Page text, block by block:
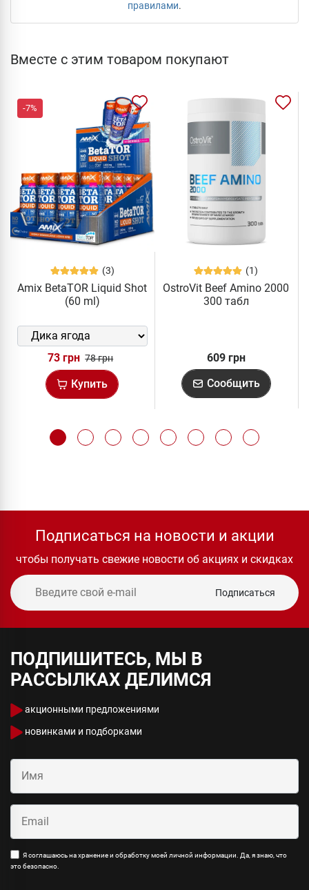
правилами.
Вместе с этим товаром покупают
-7%
(3)
Amix BetaTOR Liquid Shot
(60 ml)
73 грн 78 грн
Купить
(1)
OstroVit Beef Amino 2000
300 табл
609 грн
Сообщить
Подписаться на новости и акции
чтобы получать свежие новости об акциях и скидках
Подписаться
ПОДПИШИТЕСЬ, МЫ В
РАССЫЛКАХ ДЕЛИМСЯ
акционными предложениями
новинками и подборками
Я соглашаюсь на хранение и обработку моей личной информации. Да, я знаю, что
это безопасно.